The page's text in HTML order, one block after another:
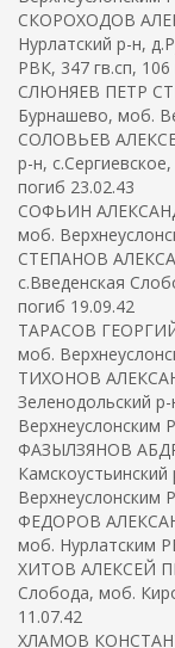
СКОРОХОДОВ
Нурлатский р-н,
РВК, 347 гв.сп, 106
СЛЮНЯЕВ ПЕТР
Бурнашево, моб.
СОЛОВЬЕВ
р-н,
погиб 23.02.43
СОФЬИН
моб.
СТЕПАНОВ
с.Введенская
погиб 19.09.42
ТАРАСОВ
моб.
ТИХОНОВ
Зеленодольский
Верхнеуслонским
ФАЗЫЛЗЯНОВ
Верхнеуслонским
ФЕДОРОВ
моб. Нурлатским
ХИТОВ АЛЕКСЕЙ
Слобода, моб.
11.07.42
ХЛАМОВ